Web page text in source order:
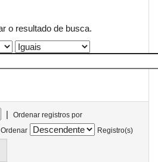
o resultado de busca.
|
Ordenar registros por
Ordenar
Registro(s)